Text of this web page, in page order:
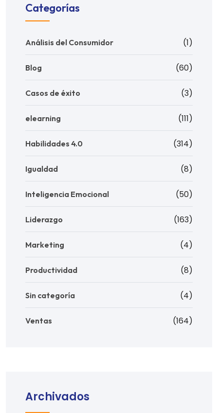
Categorías
Análisis del Consumidor (1)
Blog (60)
Casos de éxito (3)
elearning (111)
Habilidades 4.0 (314)
Igualdad (8)
Inteligencia Emocional (50)
Liderazgo (163)
Marketing (4)
Productividad (8)
Sin categoría (4)
Ventas (164)
Archivados